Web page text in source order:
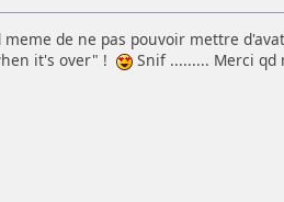
de ne pas pouvoir mettre
it's over" !
Snif ......... Merci qd